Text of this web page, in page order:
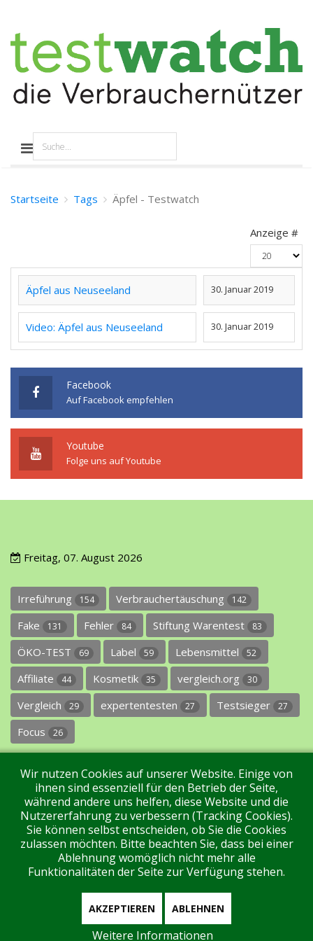
Startseite Tags Äpfel - Testwatch
Anzeige #
Äpfel aus Neuseeland 30. Januar 2019
Video: Äpfel aus Neuseeland 30. Januar 2019
Facebook
Auf Facebook empfehlen
Youtube
Folge uns auf Youtube
Freitag, 07. August 2026
Irreführung 154 Verbrauchertäuschung 142
Fake 131 Fehler 84 Stiftung Warentest 83
ÖKO-TEST 69 Label 59 Lebensmittel 52
Affiliate 44 Kosmetik 35 vergleich.org 30
Vergleich 29 expertentesten 27 Testsieger 27
Focus 26
Impressum Datenschutz Über uns Kontakt
Tags Unterstützen Sie uns! Login
Aktuell sind 92 Gäste und keine Mitglieder online
Wir nutzen Cookies auf unserer Website. Einige von
ihnen sind essenziell für den Betrieb der Seite,
während andere uns helfen, diese Website und die
Nutzererfahrung zu verbessern (Tracking Cookies).
Sie können selbst entscheiden, ob Sie die Cookies
zulassen möchten. Bitte beachten Sie, dass bei einer
Ablehnung womöglich nicht mehr alle
Funktionalitäten der Seite zur Verfügung stehen.
AKZEPTIEREN ABLEHNEN
Weitere Informationen